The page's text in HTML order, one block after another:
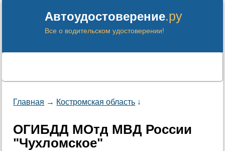
Автоудостоверение.ру
Все о водительском удостоверении!
Главная → Костромская область ↓
ОГИБДД МОтд МВД России
"Чухломское"